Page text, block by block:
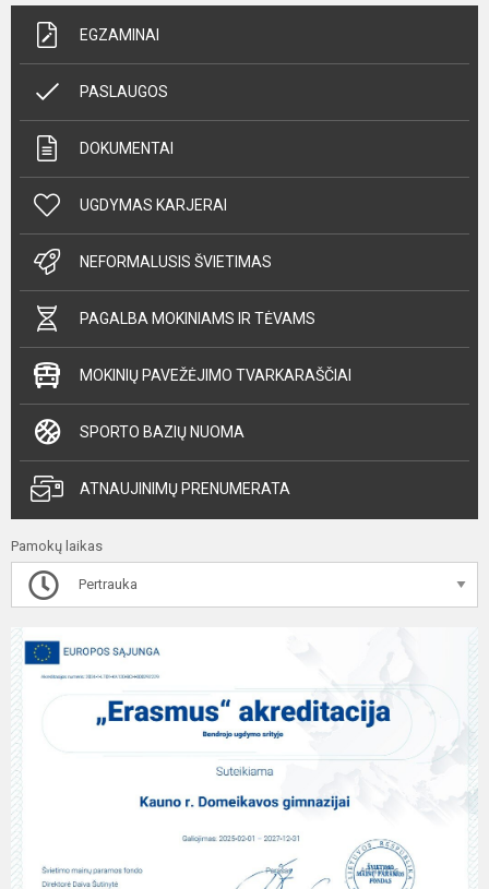
EGZAMINAI
PASLAUGOS
DOKUMENTAI
UGDYMAS KARJERAI
NEFORMALUSIS ŠVIETIMAS
PAGALBA MOKINIAMS IR TĖVAMS
MOKINIŲ PAVEŽĖJIMO TVARKARAŠČIAI
SPORTO BAZIŲ NUOMA
ATNAUJINIMŲ PRENUMERATA
Pamokų laikas
Pertrauka